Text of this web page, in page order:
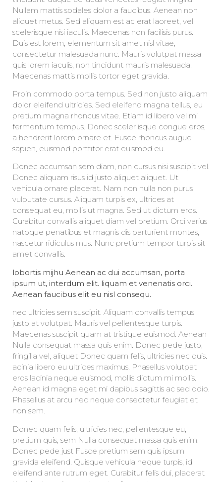
Nullam mattis sodales dolor a faucibus. Aenean non
aliquet metus. Sed aliquam est ac erat laoreet, vel
scelerisque nisi iaculis. Maecenas non facilisis purus.
Duis est lorem, elementum sit amet nisl vitae,
consectetur malesuada nunc. Mauris volutpat massa
quis lorem iaculis, non tincidunt mauris malesuada.
Maecenas mattis mollis tortor eget gravida.
Proin commodo porta tempus. Sed non justo aliquam
dolor eleifend ultricies. Sed eleifend magna tellus, eu
pretium magna rhoncus vitae. Etiam id libero vel mi
fermentum tempus. Donec sceler isque congue eros,
a hendrerit lorem ornare et. Fusce rhoncus augue
sapien, euismod porttitor erat euismod eu.
Donec accumsan sem diam, non cursus nisi suscipit vel.
Donec aliquam risus id justo aliquet aliquet. Ut
vehicula ornare placerat. Nam non nulla non purus
vulputate cursus. Aliquam turpis ex, ultrices at
consequat eu, mollis ut magna. Sed ut dictum eros.
Curabitur convallis aliquet diam vel pretium. Orci varius
natoque penatibus et magnis dis parturient montes,
nascetur ridiculus mus. Nunc pretium tempor turpis sit
amet convallis.
lobortis mijhu Aenean ac dui accumsan, porta
ipsum ut, interdum elit. liquam et venenatis orci.
Aenean faucibus elit eu nisl consequ.
nec ultricies sem suscipit. Aliquam convallis tempus
justo at volutpat. Mauris vel pellentesque turpis.
Maecenas suscipit quam at tristique euismod. Aenean
Nulla consequat massa quis enim. Donec pede justo,
fringilla vel, aliquet Donec quam felis, ultricies nec quis.
acinia libero eu ultrices maximus. Phasellus volutpat
eros lacinia neque euismod, mollis dictum mi mollis.
Aenean id magna eget mi dapibus sagittis ac sed odio.
Phasellus at arcu nec neque consectetur feugiat et
non sem.
Donec quam felis, ultricies nec, pellentesque eu,
pretium quis, sem Nulla consequat massa quis enim.
Donec pede just Fusce pretium sem quis ipsum
gravida eleifend. Quisque vehicula neque turpis, id
eleifend ante rutrum eget. Curabitur felis dui, placerat